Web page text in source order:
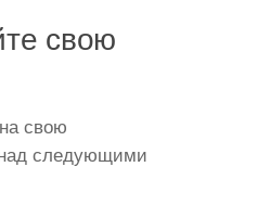
свою
свою
следующими